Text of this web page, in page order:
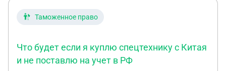
Таможенное право
Что будет если я куплю спецтехнику с Китая
и не поставлю на учет в РФ